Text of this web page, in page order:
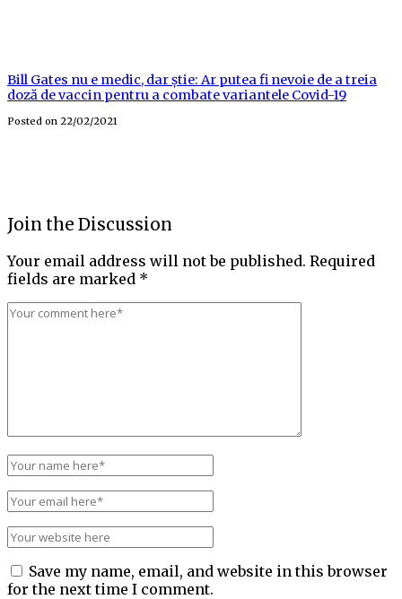
Bill Gates nu e medic, dar știe: Ar putea fi nevoie de a treia
doză de vaccin pentru a combate variantele Covid-19
Posted on 22/02/2021
Join the Discussion
Your email address will not be published. Required
fields are marked *
Save my name, email, and website in this browser
for the next time I comment.